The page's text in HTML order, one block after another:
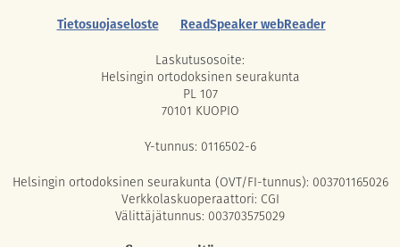
Tietosuojaseloste
ReadSpeaker webReader
Laskutusosoite:
Helsingin ortodoksinen seurakunta
PL 107
70101 KUOPIO
Y-tunnus: 0116502-6
Helsingin ortodoksinen seurakunta (OVT/FI-tunnus): 003701165026
Verkkolaskuoperaattori: CGI
Välittäjätunnus: 003703575029